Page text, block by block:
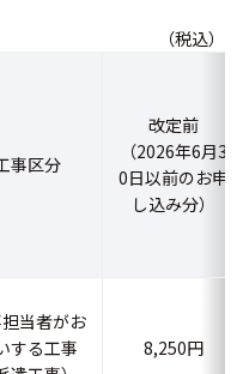
（税込）
事区分
改定前
（2026年6月3
0日以前のお申
し込み分）
当者がお
する工事
8,250円